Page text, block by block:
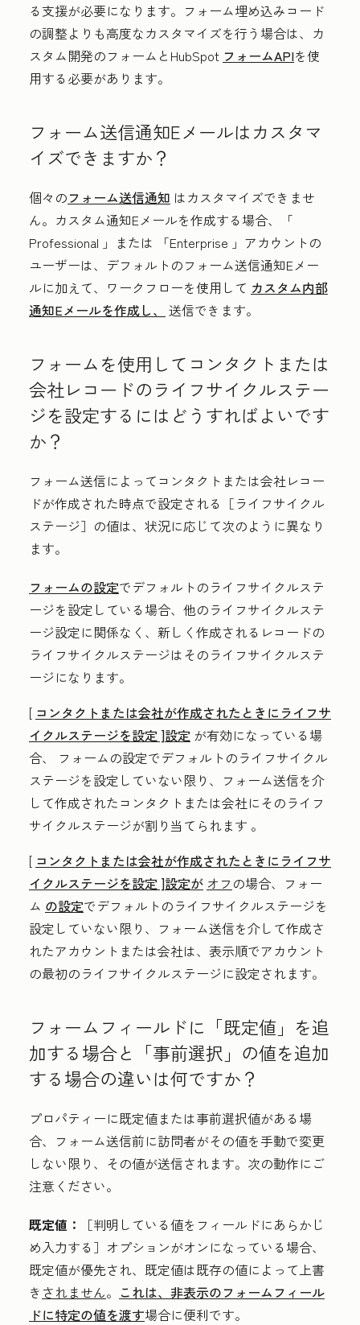
る支援が必要になります。フォーム埋め込みコード
の調整よりも高度なカスタマイズを行う場合は、カ
スタム開発のフォームとHubSpot フォームAPIを使
用する必要があります。
フォーム送信通知Eメールはカスタマ
イズできますか？
個々のフォーム送信通知 はカスタマイズできませ
ん。カスタム通知Eメールを作成する場合、「
Professional 」または 「Enterprise 」アカウントの
ユーザーは、デフォルトのフォーム送信通知Eメー
ルに加えて、ワークフローを使用して カスタム内部
通知Eメールを作成し、
送信できます。
フォームを使用してコンタクトまたは
会社レコードのライフサイクルステー
ジを設定するにはどうすればよいです
か？
フォーム送信によってコンタクトまたは会社レコー
ドが作成された時点で設定される［ライフサイクル
ステージ］の値は、状況に応じて次のように異なり
ます。
フォームの設定でデフォルトのライフサイクルステ
ージを設定している場合、他のライフサイクルステ
ージ設定に関係なく、新しく作成されるレコードの
ライフサイクルステージはそのライフサイクルステ
ージになります。
[ コンタクトまたは会社が作成されたときにライフサ
イクルステージを設定 ]設定 が有効になっている場
合、
フォームの設定でデフォルトのライフサイクル
ステージを設定していない限り、フォーム送信を介
して作成されたコンタクトまたは会社にそのライフ
サイクルステージが割り当てられます 。
[ コンタクトまたは会社が作成されたときにライフサ
イクルステージを設定 ]設定が オフ の場合、 フォー
ム の設定でデフォルトのライフサイクルステージを
設定し ていない限り、 フォーム送信を介して作成さ
れたアカウントまたは会社は、表示順でアカウント
の最初のライフサイクルステージに設定されます。
フォームフィールドに 「既定値」を追
加する場合と「事前選択」 の値を追加
する場合の違いは何ですか？
プロパティーに既定値または事前選択値がある場
合、フォーム送信前に訪問者がその値を手動で変更
しない限り、その値が送信されます。次の動作にご
注意ください。
既定値：
［判明している値をフィールドにあらかじ
め入力する］オプションがオンになっている場合、
既定値が優先され、既定値は既存の値によって上書
き されません。 これは、非表示のフォームフィール
ドに特定の値を渡す場合に便利です。